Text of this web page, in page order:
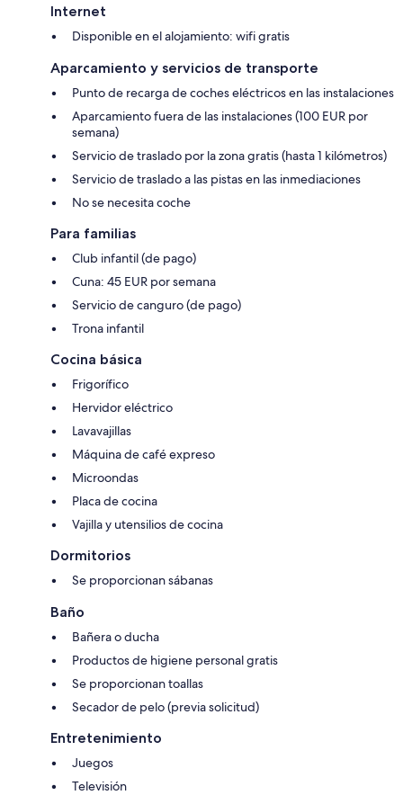
Internet
Disponible en el alojamiento: wifi gratis
Aparcamiento y servicios de transporte
Punto de recarga de coches eléctricos en las instalaciones
Aparcamiento fuera de las instalaciones (100 EUR por
semana)
Servicio de traslado por la zona gratis (hasta 1 kilómetros)
Servicio de traslado a las pistas en las inmediaciones
No se necesita coche
Para familias
Club infantil (de pago)
Cuna: 45 EUR por semana
Servicio de canguro (de pago)
Trona infantil
Cocina básica
Frigorífico
Hervidor eléctrico
Lavavajillas
Máquina de café expreso
Microondas
Placa de cocina
Vajilla y utensilios de cocina
Dormitorios
Se proporcionan sábanas
Baño
Bañera o ducha
Productos de higiene personal gratis
Se proporcionan toallas
Secador de pelo (previa solicitud)
Entretenimiento
Juegos
Televisión